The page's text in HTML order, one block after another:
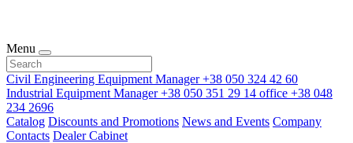
Menu
Civil Engineering Equipment Manager+38 050 324 42 60
Industrial Equipment Manager+38 050 351 29 14 office +38 048
234 2696
Catalog Discounts and Promotions News and Events Company
Contacts Dealer Cabinet